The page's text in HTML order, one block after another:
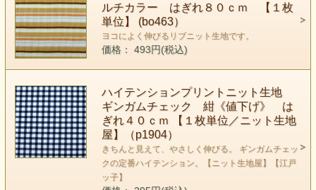
ルチカラー はぎれ８０ｃｍ 【１枚
単位】 (bo463）
ヨコによく伸びるリブニット生地です。
価格： 493円(税込)
ハイテンションプリントニット生地
ギンガムチェック 紺《値下げ》 は
ぎれ４０ｃｍ 【１枚単位／ニット生地
屋】（p1904）
きちんと見えて、やさしく伸びる。 ギンガムチェッ
クの定番ハイテンション。【ニット生地屋】【江戸
ッ子】